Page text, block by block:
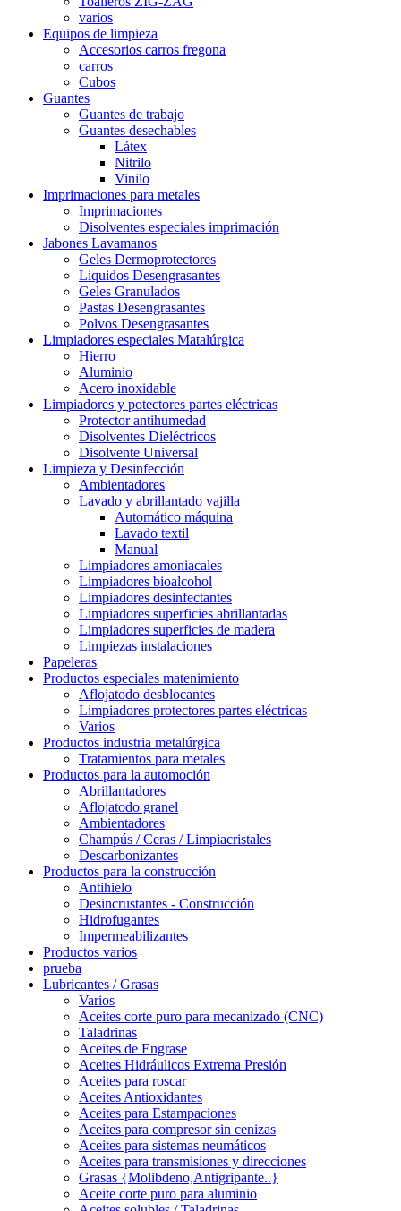
varios
Equipos de limpieza
Accesorios carros fregona
carros
Cubos
Guantes
Guantes de trabajo
Guantes desechables
Látex
Nitrilo
Vinilo
Imprimaciones para metales
Imprimaciones
Disolventes especiales imprimación
Jabones Lavamanos
Geles Dermoprotectores
Liquidos Desengrasantes
Geles Granulados
Pastas Desengrasantes
Polvos Desengrasantes
Limpiadores especiales Matalúrgica
Hierro
Aluminio
Acero inoxidable
Limpiadores y potectores partes eléctricas
Protector antihumedad
Disolventes Dieléctricos
Disolvente Universal
Limpieza y Desinfección
Ambientadores
Lavado y abrillantado vajilla
Automático máquina
Lavado textil
Manual
Limpiadores amoniacales
Limpiadores bioalcohol
Limpiadores desinfectantes
Limpiadores superficies abrillantadas
Limpiadores superficies de madera
Limpiezas instalaciones
Papeleras
Productos especiales matenimiento
Aflojatodo desblocantes
Limpiadores protectores partes eléctricas
Varios
Productos industria metalúrgica
Tratamientos para metales
Productos para la automoción
Abrillantadores
Aflojatodo granel
Ambientadores
Champús / Ceras / Limpiacristales
Descarbonizantes
Productos para la construcción
Antihielo
Desincrustantes - Construcción
Hidrofugantes
Impermeabilizantes
Productos varios
prueba
Lubricantes / Grasas
Varios
Aceites corte puro para mecanizado (CNC)
Taladrinas
Aceites de Engrase
Aceites Hidráulicos Extrema Presión
Aceites para roscar
Aceites Antioxidantes
Aceites para Estampaciones
Aceites para compresor sin cenizas
Aceites para sistemas neumáticos
Aceites para transmisiones y direcciones
Grasas {Molibdeno,Antigripante..}
Aceite corte puro para aluminio